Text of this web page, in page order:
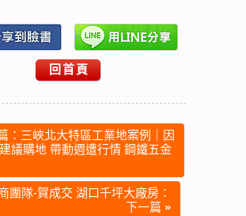
回首頁
：三峽北大特區工業地案例｜因
議購地 帶動週遭行情 鋼鐵五金
團隊-賀成交 湖口千坪大廠房：
下一篇 »